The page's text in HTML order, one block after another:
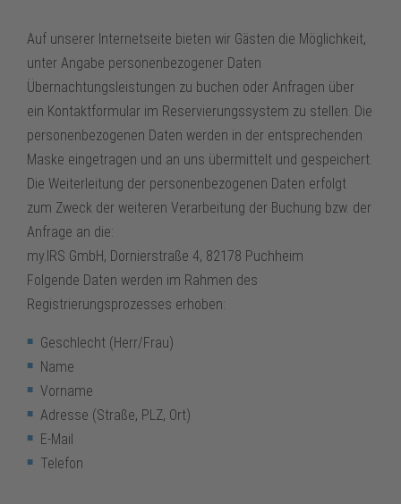
Auf unserer Internetseite bieten wir Gästen die Möglichkeit,
unter Angabe personenbezogener Daten
Übernachtungsleistungen zu buchen oder Anfragen über
ein Kontaktformular im Reservierungssystem zu stellen. Die
personenbezogenen Daten werden in der entsprechenden
Maske eingetragen und an uns übermittelt und gespeichert.
Die Weiterleitung der personenbezogenen Daten erfolgt
zum Zweck der weiteren Verarbeitung der Buchung bzw. der
Anfrage an die:
my.IRS GmbH, Dornierstraße 4, 82178 Puchheim
Folgende Daten werden im Rahmen des
Registrierungsprozesses erhoben:
Geschlecht (Herr/Frau)
Name
Vorname
Adresse (Straße, PLZ, Ort)
E-Mail
Telefon